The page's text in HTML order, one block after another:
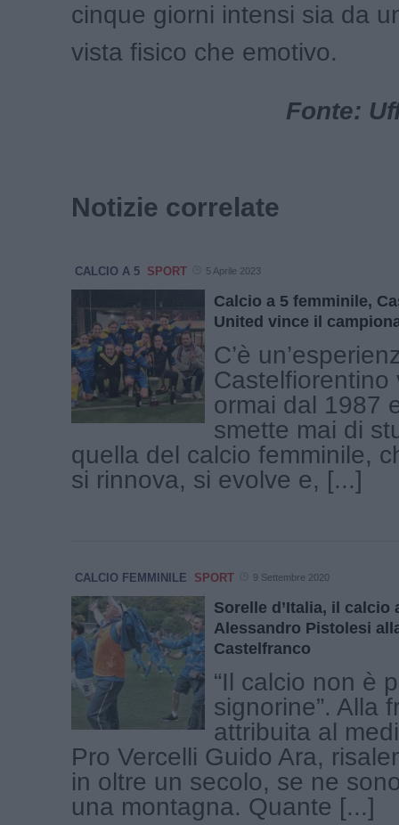
cinque giorni intensi sia da
vista fisico che emotivo.
Fonte:
Notizie correlate
CALCIO A 5 SPORT 5 Aprile 2023
Calcio a 5 femminile,
United vince il
C’è
Castelfiorentino
ormai dal 1987
smette mai di
quella del calcio femminile,
si rinnova, si evolve e, [...]
CALCIO FEMMINILE SPORT 9 Settembre 2020
Sorelle d’Italia, il calcio
Alessandro Pistolesi
Castelfranco
“Il calcio non è
signorine”. Alla
attribuita al
Pro Vercelli Guido Ara,
in oltre un secolo, se ne
una montagna. Quante [...]